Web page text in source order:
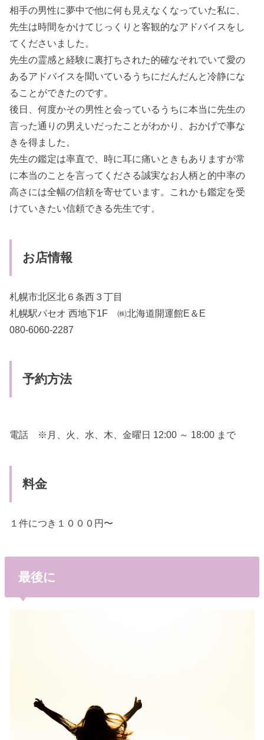
相手の男性に夢中で他に何も見えなくなっていた私に、
先生は時間をかけてじっくりと客観的なアドバイスをし
てくださいました。
先生の霊感と経験に裏打ちされた的確なそれでいて愛の
あるアドバイスを聞いているうちにだんだんと冷静にな
ることができたのです。
後日、何度かその男性と会っているうちに本当に先生の
言った通りの男えいだったことがわかり、おかげで事な
きを得ました。
先生の鑑定は率直で、時に耳に痛いときもありますが常
に本当のことを言ってくださる誠実なお人柄と的中率の
高さには全幅の信頼を寄せています。これかも鑑定を受
けていきたい信頼できる先生です。
お店情報
札幌市北区北６条西３丁目
札幌駅パセオ 西地下1F ㈱北海道開運館E＆E
080-6060-2287
予約方法
電話 ※月、火、水、木、金曜日 12:00 ～ 18:00 まで
料金
１件につき１０００円〜
最後に